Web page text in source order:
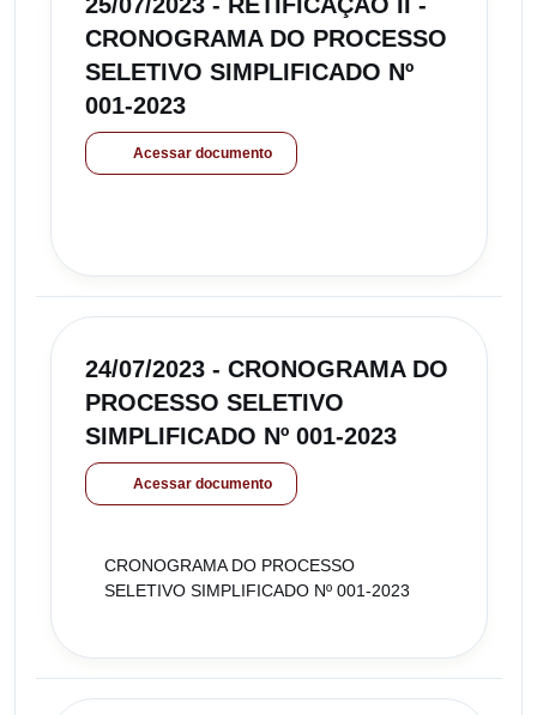
CRONOGRAMA DO PROCESSO
SELETIVO SIMPLIFICADO Nº
001-2023
Acessar documento
24/07/2023 - CRONOGRAMA DO
PROCESSO SELETIVO
SIMPLIFICADO Nº 001-2023
Acessar documento
CRONOGRAMA DO PROCESSO
SELETIVO SIMPLIFICADO Nº 001-2023